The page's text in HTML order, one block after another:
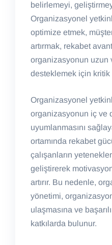
belirlemeyi,
Organizasyonel
optimize etmek,
artırmak, rekabet
organizasyonun uzun
desteklemek için kritik
Organizasyonel
organizasyonun iç ve
uyumlanmasını
ortamında rekabet
çalışanların
geliştirerek
artırır. Bu nedenle,
yönetimi,
ulaşmasına ve
katkılarda bulunur.